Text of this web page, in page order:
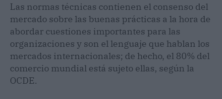
Las normas técnicas contienen el consenso del
mercado sobre las buenas prácticas a la hora de
abordar cuestiones importantes para las
organizaciones y son el lenguaje que hablan los
mercados internacionales; de hecho, el 80% del
comercio mundial está sujeto ellas, según la
OCDE.